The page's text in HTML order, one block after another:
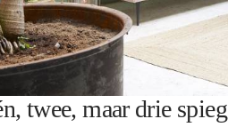
twee, maar drie